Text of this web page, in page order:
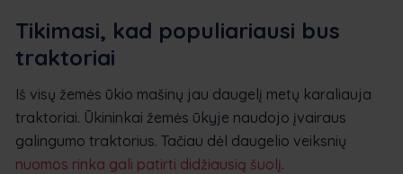
Tikimasi, kad populiariausi bus
traktoriai
Iš visų žemės ūkio mašinų jau daugelį metų karaliauja
traktoriai. Ūkininkai žemės ūkyje naudojo įvairaus
galingumo traktorius. Tačiau dėl daugelio veiksnių
nuomos rinka gali patirti didžiausią šuolį.